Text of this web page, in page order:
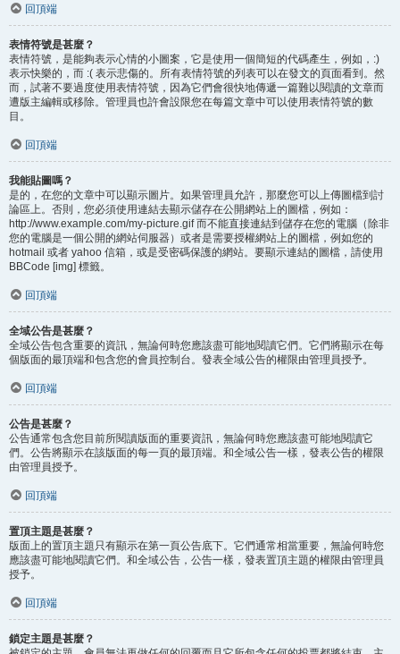
回頂端
表情符號是甚麼？
表情符號，是能夠表示心情的小圖案，它是使用一個簡短的代碼產生，例如，:)
表示快樂的，而 :( 表示悲傷的。所有表情符號的列表可以在發文的頁面看到。然
而，試著不要過度使用表情符號，因為它們會很快地傳遞一篇難以閱讀的文章而
遭版主編輯或移除。管理員也許會設限您在每篇文章中可以使用表情符號的數
目。
回頂端
我能貼圖嗎？
是的，在您的文章中可以顯示圖片。如果管理員允許，那麼您可以上傳圖檔到討
論區上。否則，您必須使用連結去顯示儲存在公開網站上的圖檔，例如：
http://www.example.com/my-picture.gif 而不能直接連結到儲存在您的電腦（除非
您的電腦是一個公開的網站伺服器）或者是需要授權網站上的圖檔，例如您的
hotmail 或者 yahoo 信箱，或是受密碼保護的網站。要顯示連結的圖檔，請使用
BBCode [img] 標籤。
回頂端
全域公告是甚麼？
全域公告包含重要的資訊，無論何時您應該盡可能地閱讀它們。它們將顯示在每
個版面的最頂端和包含您的會員控制台。發表全域公告的權限由管理員授予。
回頂端
公告是甚麼？
公告通常包含您目前所閱讀版面的重要資訊，無論何時您應該盡可能地閱讀它
們。公告將顯示在該版面的每一頁的最頂端。和全域公告一樣，發表公告的權限
由管理員授予。
回頂端
置頂主題是甚麼？
版面上的置頂主題只有顯示在第一頁公告底下。它們通常相當重要，無論何時您
應該盡可能地閱讀它們。和全域公告，公告一樣，發表置頂主題的權限由管理員
授予。
回頂端
鎖定主題是甚麼？